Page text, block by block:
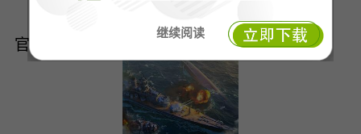
继续阅读
官宣“核常兼备”！六爷挂弹反航母，炸醒多少人